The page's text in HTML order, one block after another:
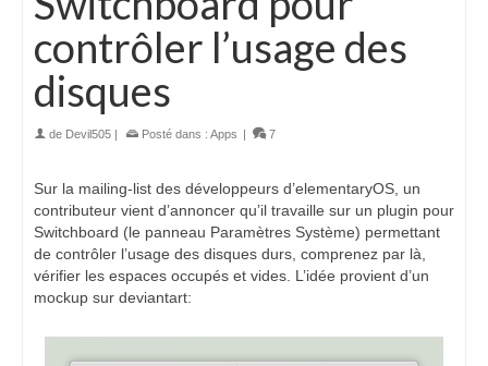
contrôler l’usage des
disques
de Devil505 | Posté dans : Apps | 7
Sur la mailing-list des développeurs d’elementaryOS, un
contributeur vient d’annoncer qu’il travaille sur un plugin pour
Switchboard (le panneau Paramètres Système) permettant
de contrôler l’usage des disques durs, comprenez par là,
vérifier les espaces occupés et vides. L’idée provient d’un
mockup sur deviantart: